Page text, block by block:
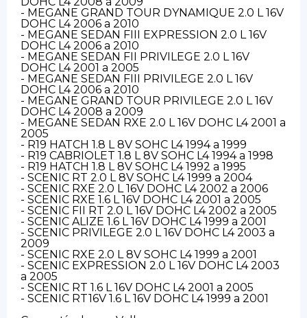
- MEGANE GRAND TOUR DYNAMIQUE 2.0 L 16V
DOHC L4 2006 a 2010
- MEGANE SEDAN FIII EXPRESSION 2.0 L 16V
DOHC L4 2006 a 2010
- MEGANE SEDAN FII PRIVILEGE 2.0 L 16V
DOHC L4 2001 a 2005
- MEGANE SEDAN FIII PRIVILEGE 2.0 L 16V
DOHC L4 2006 a 2010
- MEGANE GRAND TOUR PRIVILEGE 2.0 L 16V
DOHC L4 2008 a 2009
- MEGANE SEDAN RXE 2.0 L 16V DOHC L4 2001 a
2005
- R19 HATCH 1.8 L 8V SOHC L4 1994 a 1999
- R19 CABRIOLET 1.8 L 8V SOHC L4 1994 a 1998
- R19 HATCH 1.8 L 8V SOHC L4 1992 a 1995
- SCENIC RT 2.0 L 8V SOHC L4 1999 a 2004
- SCENIC RXE 2.0 L 16V DOHC L4 2002 a 2006
- SCENIC RXE 1.6 L 16V DOHC L4 2001 a 2005
- SCENIC FII RT 2.0 L 16V DOHC L4 2002 a 2005
- SCENIC ALIZE 1.6 L 16V DOHC L4 1999 a 2001
- SCENIC PRIVILEGE 2.0 L 16V DOHC L4 2003 a
2009
- SCENIC RXE 2.0 L 8V SOHC L4 1999 a 2001
- SCENIC EXPRESSION 2.0 L 16V DOHC L4 2003
a 2005
- SCENIC RT 1.6 L 16V DOHC L4 2001 a 2005
- SCENIC RT16V 1.6 L 16V DOHC L4 1999 a 2001